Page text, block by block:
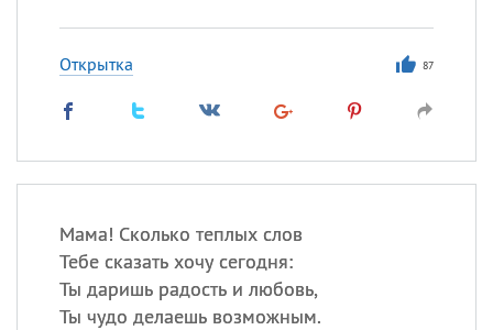
Открытка 87
Мама! Сколько теплых слов
Тебе сказать хочу сегодня:
Ты даришь радость и любовь,
Ты чудо делаешь возможным.